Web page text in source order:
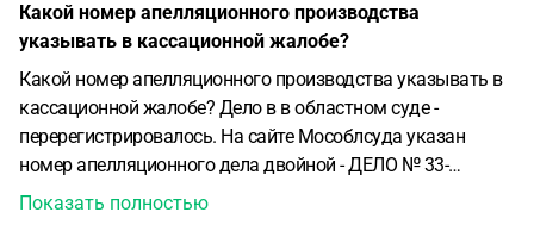
Какой номер апелляционного производства
указывать в кассационной жалобе?
Какой номер апелляционного производства указывать в
кассационной жалобе? Дело в в областном суде -
перерегистрировалось. На сайте Мособлсуда указан
номер апелляционного дела двойной - ДЕЛО № 33-
111/2019 (33-2222/2018;)
Показать полностью